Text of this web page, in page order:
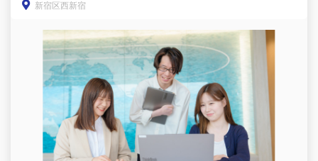
新宿区西新宿